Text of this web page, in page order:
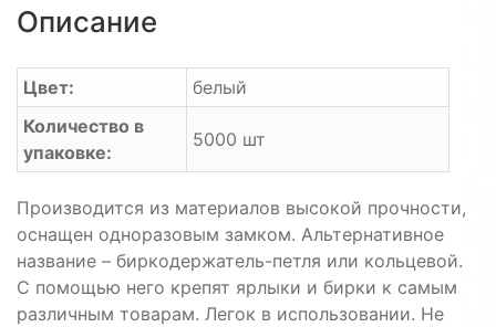
Описание
Цвет:
белый
Количество в
упаковке:
5000 шт
Производится из материалов высокой прочности,
оснащен одноразовым замком. Альтернативное
название – биркодержатель-петля или кольцевой.
С помощью него крепят ярлыки и бирки к самым
различным товарам. Легок в использовании. Не